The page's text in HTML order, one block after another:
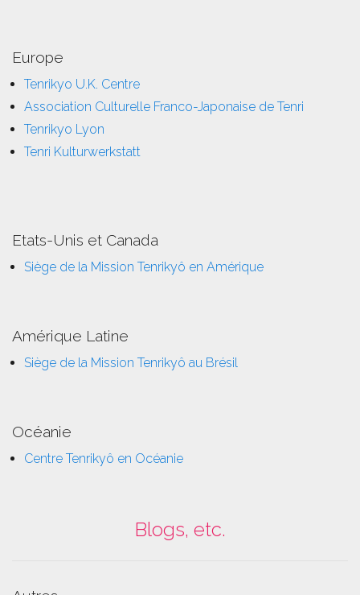
Europe
Tenrikyo U.K. Centre
Association Culturelle Franco-Japonaise de Tenri
Tenrikyo Lyon
Tenri Kulturwerkstatt
Etats-Unis et Canada
Siège de la Mission Tenrikyô en Amérique
Amérique Latine
Siège de la Mission Tenrikyô au Brésil
Océanie
Centre Tenrikyô en Océanie
Blogs, etc.